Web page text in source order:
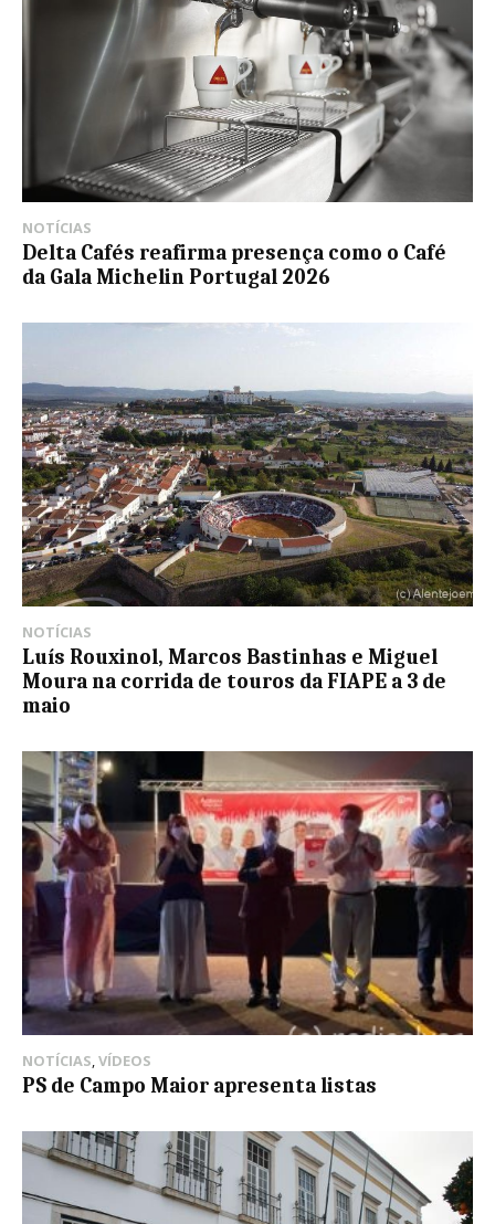
NOTÍCIAS
Delta Cafés reafirma presença como o Café
da Gala Michelin Portugal 2026
NOTÍCIAS
Luís Rouxinol, Marcos Bastinhas e Miguel
Moura na corrida de touros da FIAPE a 3 de
maio
NOTÍCIAS,VÍDEOS
PS de Campo Maior apresenta listas